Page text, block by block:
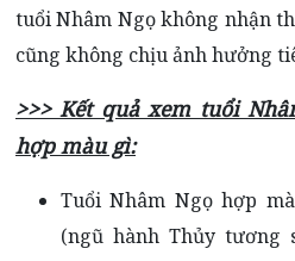
tuổi Nhâm Ngọ không nhận
cũng không chịu ảnh hưởng
>>> Kết quả xem tuổi
hợp màu gì:
Tuổi Nhâm Ngọ hợp
(ngũ hành Thủy tương